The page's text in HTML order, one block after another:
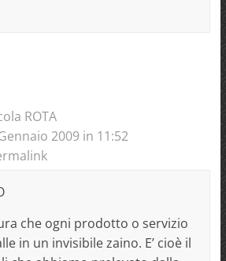
ROTA
2009 in 11:52
che ogni prodotto o servizio
in un invisibile zaino. E’ cioè il